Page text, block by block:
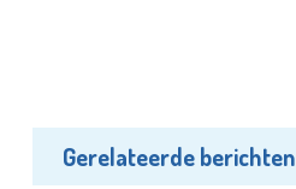
Gerelateerde berichten